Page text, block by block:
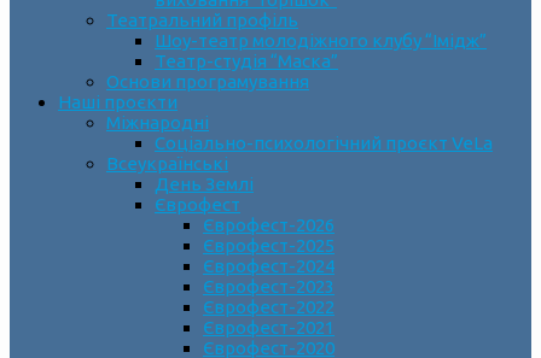
Театральний профіль
Шоу-театр молодіжного клубу “Імідж”
Театр-студія “Маска”
Основи програмування
Наші проєкти
Міжнародні
Соціально-психологічний проєкт VeLa
Всеукраїнські
День Землі
Єврофест
Єврофест-2026
Єврофест-2025
Єврофест-2024
Єврофест-2023
Єврофест-2022
Єврофест-2021
Єврофест-2020